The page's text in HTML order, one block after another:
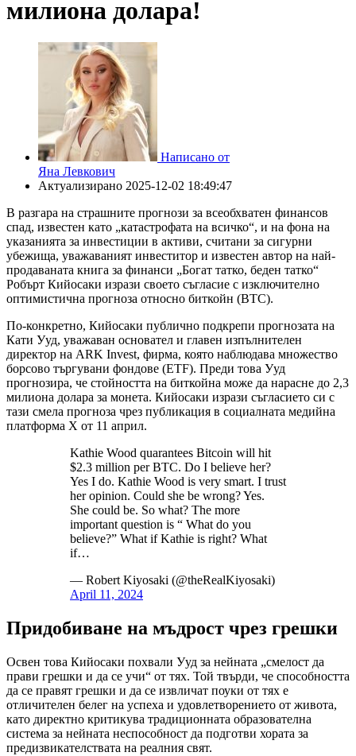
милиона долара!
Написано от
Яна Левкович
Актуализирано 2025-12-02 18:49:47
В разгара на страшните прогнози за всеобхватен финансов
спад, известен като „катастрофата на всичко“, и на фона на
указанията за инвестиции в активи, считани за сигурни
убежища, уважаваният инвеститор и известен автор на най-
продаваната книга за финанси „Богат татко, беден татко“
Робърт Кийосаки изрази своето съгласие с изключително
оптимистична прогноза относно биткойн (BTC).
По-конкретно, Кийосаки публично подкрепи прогнозата на
Кати Ууд, уважаван основател и главен изпълнителен
директор на ARK Invest, фирма, която наблюдава множество
борсово търгувани фондове (ETF). Преди това Ууд
прогнозира, че стойността на биткойна може да нарасне до 2,3
милиона долара за монета. Кийосаки изрази съгласието си с
тази смела прогноза чрез публикация в социалната медийна
платформа X от 11 април.
Kathie Wood quarantees Bitcoin will hit
$2.3 million per BTC. Do I believe her?
Yes I do. Kathie Wood is very smart. I trust
her opinion. Could she be wrong? Yes.
She could be. So what? The more
important question is “ What do you
believe?” What if Kathie is right? What
if…
— Robert Kiyosaki (@theRealKiyosaki)
April 11, 2024
Придобиване на мъдрост чрез грешки
Освен това Кийосаки похвали Ууд за нейната „смелост да
прави грешки и да се учи“ от тях. Той твърди, че способността
да се правят грешки и да се извличат поуки от тях е
отличителен белег на успеха и удовлетворението от живота,
като директно критикува традиционната образователна
система за нейната неспособност да подготви хората за
предизвикателствата на реалния свят.